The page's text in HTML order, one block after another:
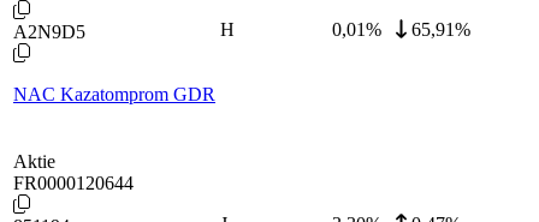
A2N9D5
NAC Kazatomprom GDR
H 0,01% 65,91%
Aktie
FR0000120644